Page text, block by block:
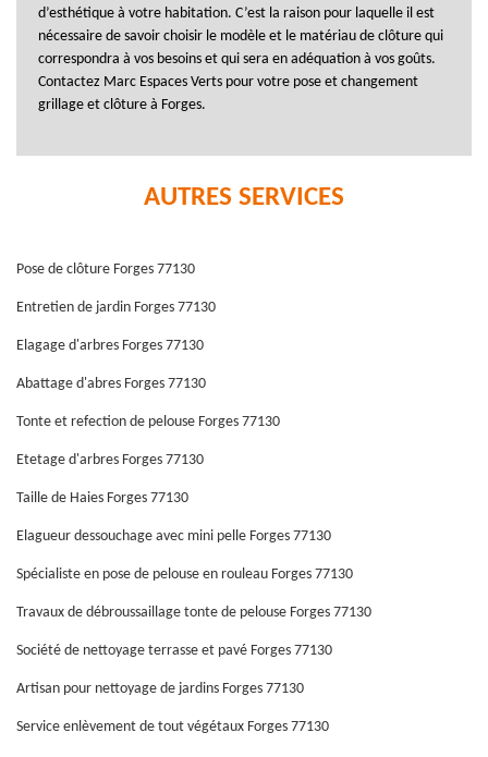
d’esthétique à votre habitation. C’est la raison pour laquelle il est
nécessaire de savoir choisir le modèle et le matériau de clôture qui
correspondra à vos besoins et qui sera en adéquation à vos goûts.
Contactez Marc Espaces Verts pour votre pose et changement
grillage et clôture à Forges.
AUTRES SERVICES
Pose de clôture Forges 77130
Entretien de jardin Forges 77130
Elagage d'arbres Forges 77130
Abattage d'abres Forges 77130
Tonte et refection de pelouse Forges 77130
Etetage d'arbres Forges 77130
Taille de Haies Forges 77130
Elagueur dessouchage avec mini pelle Forges 77130
Spécialiste en pose de pelouse en rouleau Forges 77130
Travaux de débroussaillage tonte de pelouse Forges 77130
Société de nettoyage terrasse et pavé Forges 77130
Artisan pour nettoyage de jardins Forges 77130
Service enlèvement de tout végétaux Forges 77130